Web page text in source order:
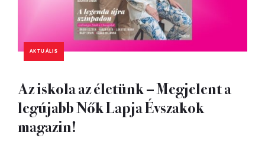
AKTUÁLIS
Az iskola az életünk – Megjelent a
legújabb Nők Lapja Évszakok
magazin!